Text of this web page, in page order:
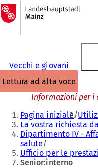
Vai al contenuto
Alla
pagina
iniziale
Vecchi e giovani
lettura ad alta voce
Informazioni per i
Siete
qui:
Pagina iniziale
La vostra richiesta
Dipartimento IV -
salute
Ufficio per le
Senior:interno